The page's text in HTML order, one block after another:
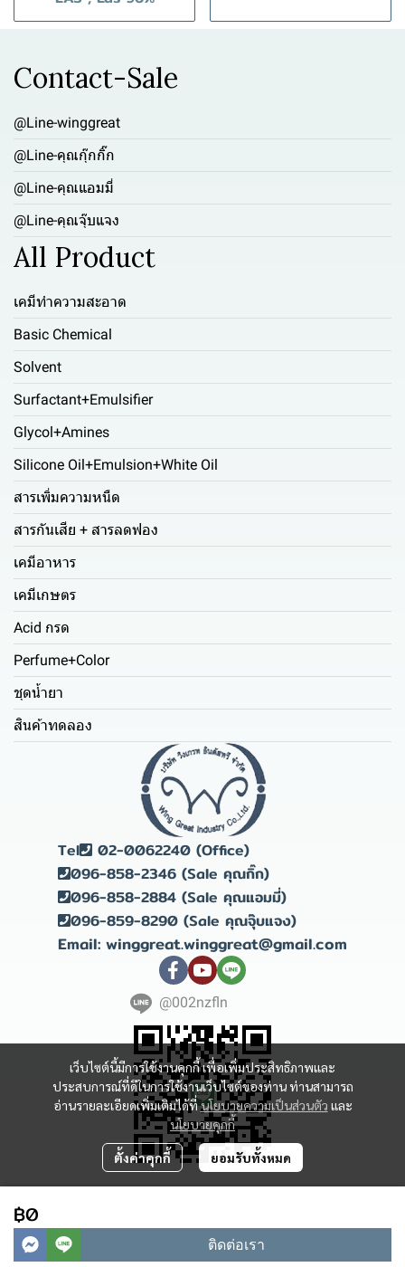
฿0
ติดต่อเรา
เว็บไซต์นี้มีการใช้งานคุกกี้ เพื่อเพิ่มประสิทธิภาพและ
ประสบการณ์ที่ดีในการใช้งานเว็บไซต์ของท่าน ท่านสามารถ
อ่านรายละเอียดเพิ่มเติมได้ที่นโยบายความเป็นส่วนตัว และ
นโยบายคุกกี้
ตั้งค่าคุกกี้ ยอมรับทั้งหมด
Contact-Sale
@Line-winggreat
@Line-คุณกุ๊กกิ๊ก
@Line-คุณแอมมี่
@Line-คุณจุ๊บแจง
All Product
เคมีทำความสะอาด
Basic Chemical
Solvent
Surfactant+Emulsifier
Glycol+Amines
Silicone Oil+Emulsion+White Oil
สารเพิ่มความหนืด
สารกันเสีย + สารลดฟอง
เคมีอาหาร
เคมีเกษตร
Acid กรด
Perfume+Color
ชุดน้ำยา
สินค้าทดลอง
Tel
02-0062240 (Office)
096-858-2346 (Sale คุณกิ๊ก)
096-858-2884 (Sale คุณแอมมี่)
096-859-8290 (Sale คุณจุ๊บแจง)
Email: winggreat.winggreat@gmail.com
@002nzfln
ผู้เข้าชมวันนี้661
Powered By MakeWebEasy